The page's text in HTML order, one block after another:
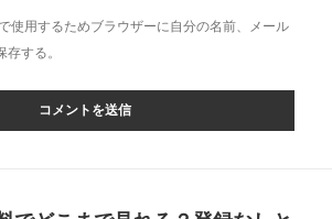
使用するためブラウザーに自分の名前、メール
する。